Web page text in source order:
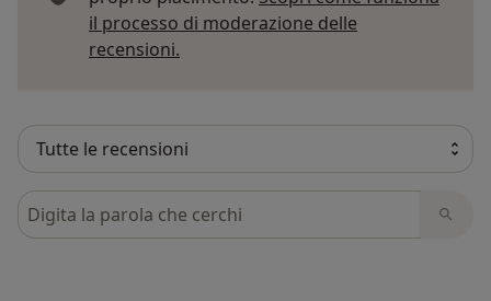
il processo di moderazione delle
recensioni.
Cerca nelle recensioni